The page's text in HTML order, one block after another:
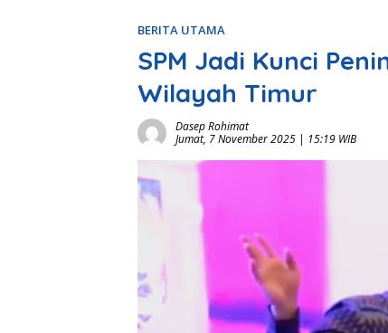
BERITA UTAMA
SPM Jadi Kunci
Wilayah Timur
Dasep Rohimat
Jumat, 7 November 2025 | 15:19 WIB